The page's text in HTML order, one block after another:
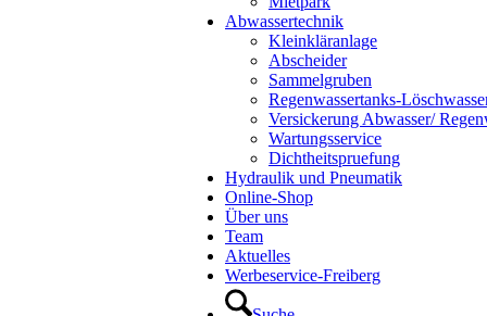
Abwassertechnik
Kleinkläranlage
Abscheider
Sammelgruben
Regenwassertanks-
Versickerung Abwasser/
Wartungsservice
Dichtheitspruefung
Hydraulik und Pneumatik
Online-Shop
Über uns
Team
Aktuelles
Werbeservice-Freiberg